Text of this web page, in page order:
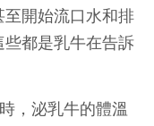
開始流口水和排
都是乳牛在告訴
，泌乳牛的體溫